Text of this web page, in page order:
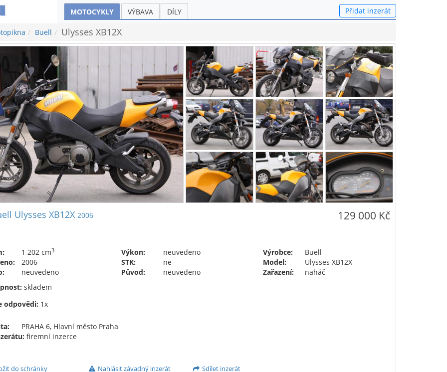
MOTOCYKLY VÝBAVA DÍLY Přidat inzerát
Buell Ulysses XB12X
129 000 Kč
Ulysses XB12X 2006
1 202 cm3
2006
neuvedeno
Výkon:
neuvedeno
STK:
ne
Původ:
neuvedeno
Výrobce:
Buell
Model:
Ulysses XB12X
Zařazení:
naháč
skladem
odpovědi: 1x
PRAHA 6, Hlavní město Praha
firemní inzerce
do schránky Nahlásit závadný inzerát Sdílet inzerát